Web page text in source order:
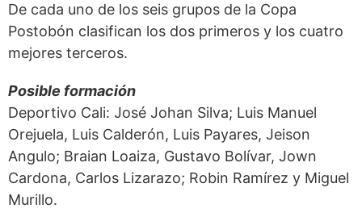
De cada uno de los seis grupos de la Copa
Postobón clasifican los dos primeros y los cuatro
mejores terceros.
Posible formación
Deportivo Cali: José Johan Silva; Luis Manuel
Orejuela, Luis Calderón, Luis Payares, Jeison
Angulo; Braian Loaiza, Gustavo Bolívar, Jown
Cardona, Carlos Lizarazo; Robin Ramírez y Miguel
Murillo.